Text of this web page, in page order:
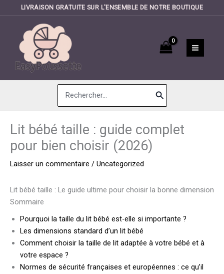
LIVRAISON GRATUITE SUR L'ENSEMBLE DE NOTRE BOUTIQUE
contenu
Search
for:
Lit bébé taille : guide complet
pour bien choisir (2026)
Laisser un commentaire / Uncategorized
Lit bébé taille : Le guide ultime pour choisir la bonne dimension
Sommaire
Pourquoi la taille du lit bébé est-elle si importante ?
Les dimensions standard d’un lit bébé
Comment choisir la taille de lit adaptée à votre bébé et à
votre espace ?
Normes de sécurité françaises et européennes : ce qu’il